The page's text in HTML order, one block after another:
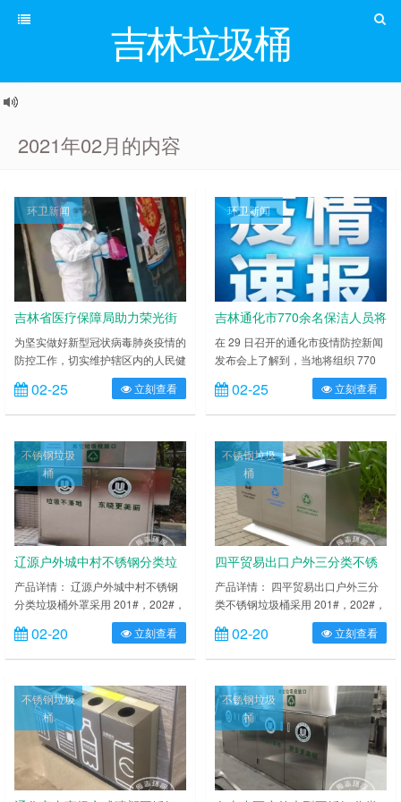
吉林垃圾桶
2021年02月的内容
环卫新闻
吉林省医疗保障局助力荣光街
道吉通社区，开展志愿消杀疫
情防控服务工作
为坚实做好新型冠状病毒肺炎疫情的
防控工作，切实维护辖区内的人民健
康和生命安全，2021 年以来，长春
市二道区荣光街道吉通社区积极开展
消杀和宣传工作，吉林省医保局李莹
助力疫情防控工作，开展志愿服务消
杀。 李处长表示，省医保局现阶段
人员配备有限，不能在人力上对社区
工作给予大力支持，但是会竭尽所能
助力社区疫情防控工作，同时为社区
送来……
02-25 立刻查看
环卫新闻
吉林通化市770余名保洁人员将
上门收垃圾
在 29 日召开的通化市疫情防控新闻
发布会上了解到，当地将组织 770
余名一线保洁人员每天挨家挨户上门
收取垃圾，每 3 天进行 1 轮垃圾清
运。同时，每天安排 33 台垃圾清运
的垃圾桶进行巡回收运，并分区域专
人按时对垃圾桶防疫消杀。目前，通
化市环卫处在全市 41 个隔离场所、
190 个封闭单元新增投放 400 具垃
圾桶，严格……
02-25 立刻查看
不锈钢垃圾
桶
辽源户外城中村不锈钢分类垃
圾桶外罩
产品详情： 辽源户外城中村不锈钢
分类垃圾桶外罩采用 201#，202#，
304#优质不锈钢材料模压成型，坚
固耐用，不易破损；耐火安全，抗高
低温，适合各种恶劣气候条件；金属
场、商场高档场所；内外表面光洁，
减少垃圾残留，易于清洁；配置镀锌
板内桶，便于垃圾清倒；激光切割开
料，尺寸精准，投口无缝焊接成型，
打磨抛光处理圆滑不……
02-20 立刻查看
不锈钢垃圾
桶
四平贸易出口户外三分类不锈
钢垃圾桶
产品详情： 四平贸易出口户外三分
类不锈钢垃圾桶采用 201#，202#，
304#优质不锈钢材料模压成型，坚
固耐用，不易破损；耐火安全，抗高
低温，适合各种恶劣气候条件；金属
场、商场高档场所；内外表面光洁，
减少垃圾残留，易于清洁；配置镀锌
板内桶，便于垃圾清倒；激光切割开
料，尺寸精准，投口无缝焊接成型，
打磨抛光处理圆滑不割……
02-20 立刻查看
不锈钢垃圾
桶
不锈钢垃圾
桶